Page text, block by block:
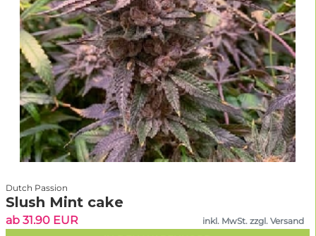
Dutch Passion
Slush Mint cake
ab 31.90 EUR inkl. MwSt. zzgl. Versand